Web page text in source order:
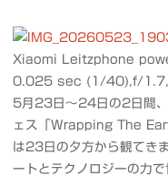
Xiaomi Leitzphone
0.025 sec (1/40),f/
5月23日〜24日の2日間、
ェス「Wrapping The
は23日の夕方から観てきま
ートとテクノロジーの力